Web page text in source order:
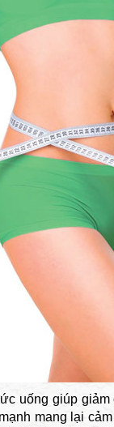
uống giúp
mang lại